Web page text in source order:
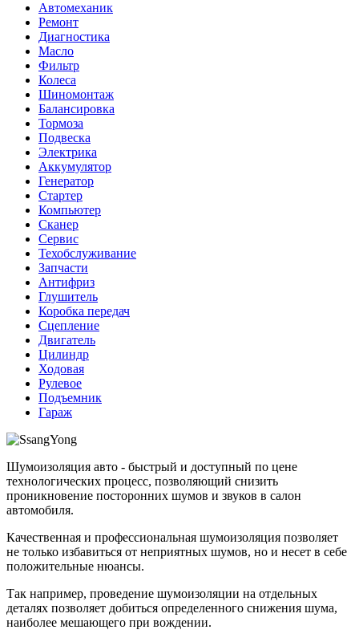
Автомеханик
Ремонт
Диагностика
Масло
Фильтр
Колеса
Шиномонтаж
Балансировка
Тормоза
Подвеска
Электрика
Аккумулятор
Генератор
Стартер
Компьютер
Сканер
Сервис
Техобслуживание
Запчасти
Антифриз
Глушитель
Коробка передач
Сцепление
Двигатель
Цилиндр
Ходовая
Рулевое
Подъемник
Гараж
Шумоизоляция авто - быстрый и доступный по цене
технологических процесс, позволяющий снизить
проникновение посторонних шумов и звуков в салон
автомобиля.
Качественная и профессиональная шумоизоляция позволяет
не только избавиться от неприятных шумов, но и несет в себе
положительные нюансы.
Так например, проведение шумоизоляции на отдельных
деталях позволяет добиться определенного снижения шума,
наиболее мешающего при вождении.